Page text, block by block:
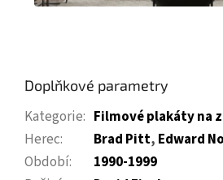
Doplňkové parametry
Kategorie: Filmové plakáty na
Herec: Brad Pitt, Edward
Období:
1990-1999